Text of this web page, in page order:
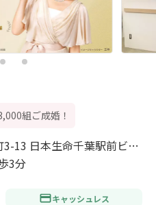
組ご成婚！
13 日本生命千葉駅前ビル
3分
キャッシュレス